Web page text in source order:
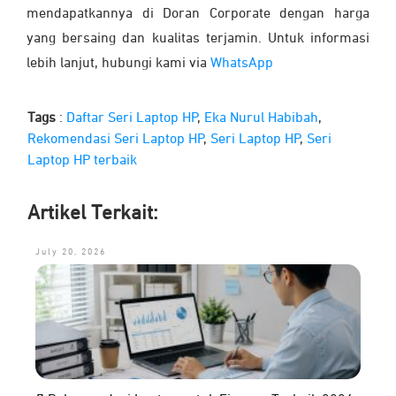
mendapatkannya di Doran Corporate dengan harga
yang bersaing dan kualitas terjamin. Untuk informasi
lebih lanjut, hubungi kami via WhatsApp
Tags : Daftar Seri Laptop HP, Eka Nurul Habibah,
Rekomendasi Seri Laptop HP, Seri Laptop HP, Seri
Laptop HP terbaik
Artikel Terkait:
July 20, 2026